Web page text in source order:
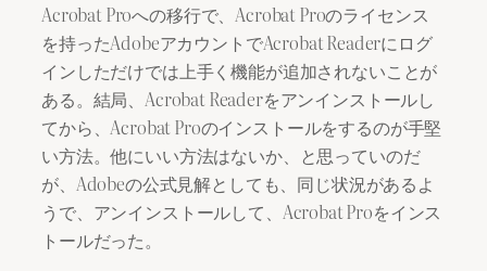
Acrobat Proへの移行で、Acrobat Proのライセンス
を持ったAdobeアカウントでAcrobat Readerにログ
インしただけでは上手く機能が追加されないことが
ある。結局、Acrobat Readerをアンインストールし
てから、Acrobat Proのインストールをするのが手堅
い方法。他にいい方法はないか、と思っていのだ
が、Adobeの公式見解としても、同じ状況があるよ
うで、アンインストールして、Acrobat Proをインス
トールだった。